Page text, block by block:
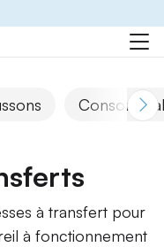
à transfert pour
à fonctionnement